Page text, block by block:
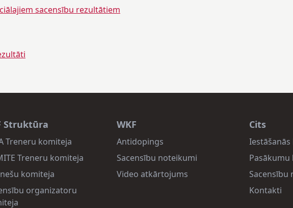
sacensību rezultātiem
Struktūra
Treneru komiteja
Treneru komiteja
komiteja
organizatoru
WKF
Antidopings
Sacensību noteikumi
Video atkārtojums
Cits
Pasākumu
Sacensību
Kontakti